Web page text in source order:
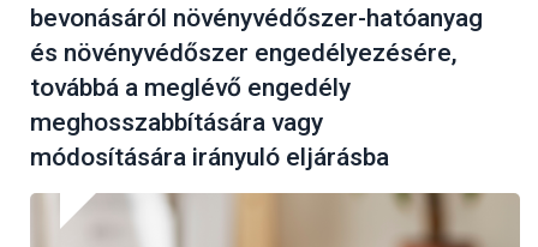
bevonásáról növényvédőszer-hatóanyag
és növényvédőszer engedélyezésére,
továbbá a meglévő engedély
meghosszabbítására vagy
módosítására irányuló eljárásba